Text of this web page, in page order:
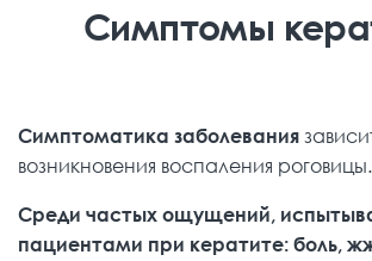
Симптомы
Симптоматика заболевания
возникновения воспаления роговицы.
Среди частых ощущений,
пациентами при кератите: боль,